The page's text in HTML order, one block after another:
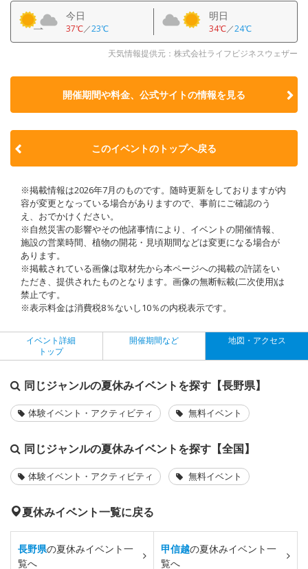
今日
37℃／23℃
明日
34℃／24℃
天気情報提供元：株式会社ライフビジネスウェザー
開催期間や料金、公式サイトの情報を見る
このイベントのトップへ戻る
※掲載情報は2026年7月のものです。随時更新をしておりますが内
容が変更となっている場合がありますので、事前にご確認のう
え、おでかけください。
※自然災害の影響やその他諸事情により、イベントの開催情報、
施設の営業時間、植物の開花・見頃期間などは変更になる場合が
あります。
※掲載されている画像は取材先から本ページへの掲載の許諾をい
ただき、提供されたものとなります。画像の無断転載(二次使用)は
禁止です。
※表示料金は消費税8％ないし10％の内税表示です。
イベント詳細
トップ
開催期間など 地図・アクセス
同じジャンルの夏休みイベントを探す【長野県】
体験イベント・アクティビティ 無料イベント
同じジャンルの夏休みイベントを探す【全国】
体験イベント・アクティビティ 無料イベント
夏休みイベント一覧に戻る
長野県の夏休みイベント一
覧へ
甲信越の夏休みイベント一
覧へ